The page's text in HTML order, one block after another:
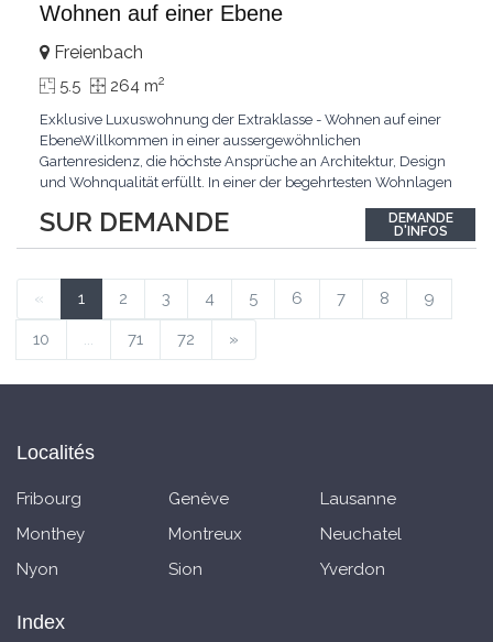
Wohnen auf einer Ebene
SUR DEMANDE
Freienbach
5.5 264 m2
Exklusive Luxuswohnung der Extraklasse - Wohnen auf einer
EbeneWillkommen in einer aussergewöhnlichen
Gartenresidenz, die höchste Ansprüche an Architektur, Design
und Wohnqualität erfüllt. In einer der begehrtesten Wohnlagen
exklusives Zuhause mit über 230 m² Wohnfläche, das
Grosszügigkeit, Privatsphäre und zeitlose Eleganz auf
DEMANDE
D'INFOS
« 1 2 3 4 5 6 7 8 9
10 ... 71 72 »
Localités
Fribourg Genève
Lausanne
Monthey
Montreux
Neuchatel
Nyon
Sion Yverdon
Index